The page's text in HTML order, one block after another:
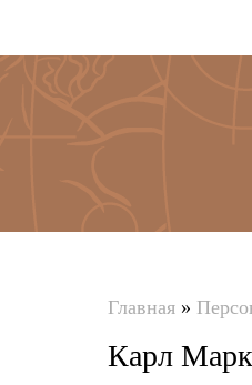
здесь
Главная »
Карл